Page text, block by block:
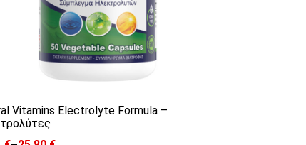
Vitamins Electrolyte Formula –